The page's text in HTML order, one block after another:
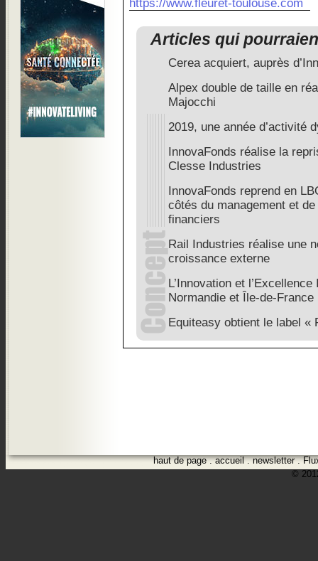
https://www.fleuret-toulouse.com
Articles qui
Cerea acquiert, auprès
Alpex double de taille en
Majocchi
2019, une année d’activité
InnovaFonds réalise la
Clesse Industries
InnovaFonds reprend en
côtés du management et
financiers
Rail Industries réalise une
croissance externe
L’Innovation et
Normandie et Île-de-France
Equiteasy obtient le label «
haut de page.accueil.newsletter.
©